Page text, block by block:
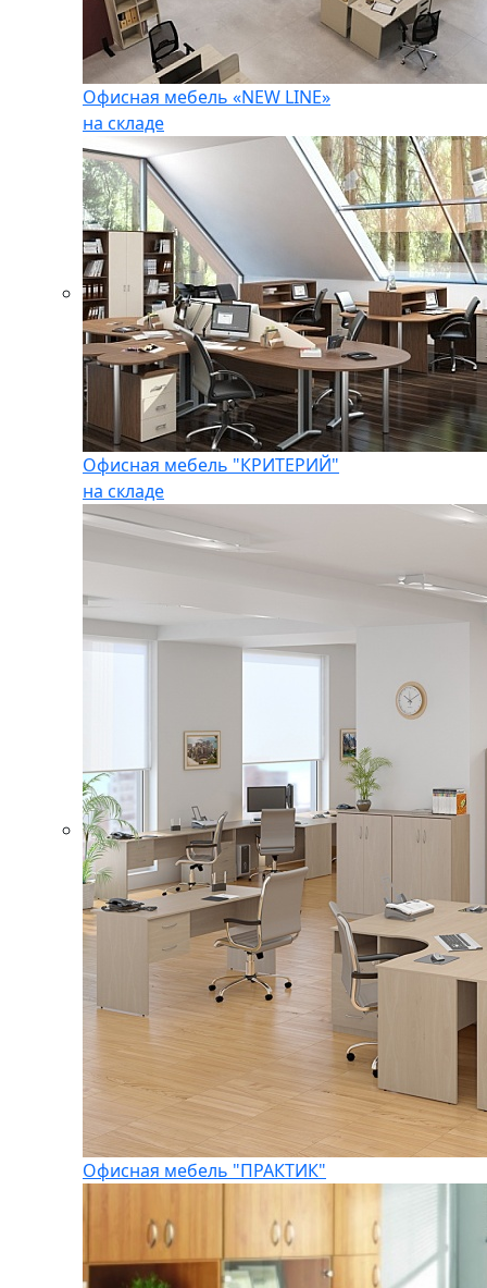
Офисная мебель «NEW LINE»
на складе
Офисная мебель "КРИТЕРИЙ"
на складе
Офисная мебель "ПРАКТИК"